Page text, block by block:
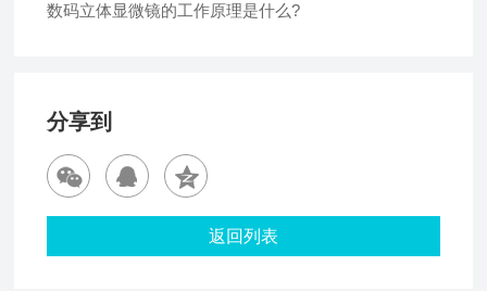
数码立体显微镜的工作原理是什么?
分享到
返回列表